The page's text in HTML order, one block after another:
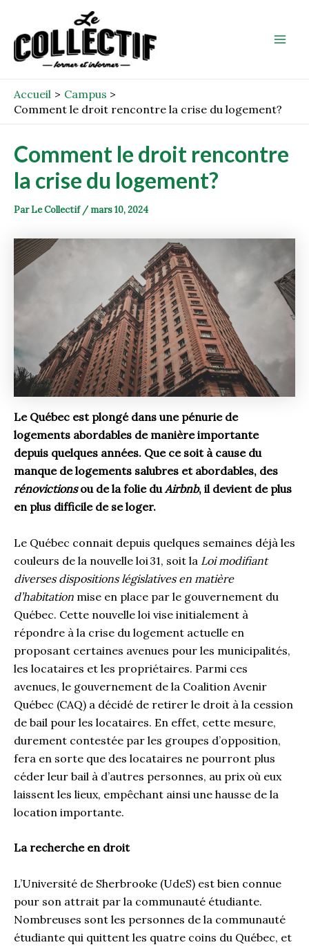
contenu
Accueil
Campus
Comment le droit rencontre la crise du logement?
Comment le droit rencontre
la crise du logement?
ParLe Collectif / mars 10, 2024
Le Québec est plongé dans une pénurie de
logements abordables de manière importante
depuis quelques années. Que ce soit à cause du
manque de logements salubres et abordables, des
rénovictionsou de la folie duAirbnb, il devient de plus
en plus difficile de se loger.
Le Québec connait depuis quelques semaines déjà les
couleurs de la nouvelle loi 31, soit la Loi modifiant
diverses dispositions législatives en matière
d’habitation mise en place par le gouvernement du
Québec. Cette nouvelle loi vise initialement à
répondre à la crise du logement actuelle en
proposant certaines avenues pour les municipalités,
les locataires et les propriétaires. Parmi ces
avenues, le gouvernement de la Coalition Avenir
Québec (CAQ) a décidé de retirer le droit à la cession
de bail pour les locataires. En effet, cette mesure,
durement contestée par les groupes d’opposition,
fera en sorte que des locataires ne pourront plus
céder leur bail à d’autres personnes, au prix où eux
laissent les lieux, empêchant ainsi une hausse de la
location importante.
La recherche en droit
L’Université de Sherbrooke (UdeS) est bien connue
pour son attrait par la communauté étudiante.
Nombreuses sont les personnes de la communauté
étudiante qui quittent les quatre coins du Québec, et
navigation